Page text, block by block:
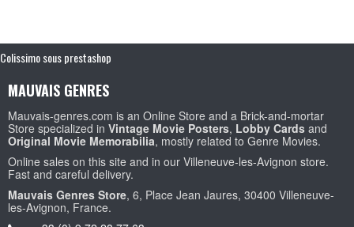
Colissimo sous prestashop
MAUVAIS GENRES
Mauvais-genres.com is an Online Store and a Brick-and-mortar
Store specialized in Vintage Movie Posters, Lobby Cards and
Original Movie Memorabilia, mostly related to Genre Movies.
Online sales on this site and in our Villeneuve-les-Avignon store.
Fast and careful delivery.
Mauvais Genres Store, 6, Place Jean Jaures, 30400 Villeneuve-
les-Avignon, France.